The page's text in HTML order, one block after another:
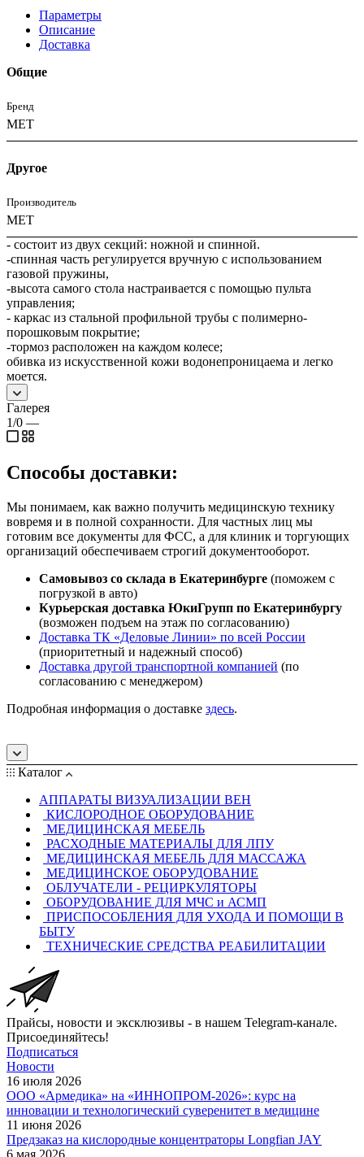
Параметры
Описание
Доставка
Общие
Бренд
MET
Другое
Производитель
МЕТ
- состоит из двух секций: ножной и спинной.
-спинная часть регулируется вручную с использованием
газовой пружины,
-высота самого стола настраивается с помощью пульта
управления;
- каркас из стальной профильной трубы с полимерно-
порошковым покрытие;
-тормоз расположен на каждом колесе;
обивка из искусственной кожи водонепроницаема и легко
моется.
Галерея
1/0 —
Способы доставки:
Мы понимаем, как важно получить медицинскую технику
вовремя и в полной сохранности. Для частных лиц мы
готовим все документы для ФСС, а для клиник и торгующих
организаций обеспечиваем строгий документооборот.
Самовывоз со склада в Екатеринбурге (поможем с
погрузкой в авто)
Курьерская доставка ЮкиГрупп по Екатеринбургу
(возможен подъем на этаж по согласованию)
Доставка ТК «Деловые Линии» по всей России
(приоритетный и надежный способ)
Доставка другой транспортной компанией (по
согласованию с менеджером)
Подробная информация о доставке здесь.
Каталог
АППАРАТЫ ВИЗУАЛИЗАЦИИ ВЕН
КИСЛОРОДНОЕ ОБОРУДОВАНИЕ
МЕДИЦИНСКАЯ МЕБЕЛЬ
РАСХОДНЫЕ МАТЕРИАЛЫ ДЛЯ ЛПУ
МЕДИЦИНСКАЯ МЕБЕЛЬ ДЛЯ МАССАЖА
МЕДИЦИНСКОЕ ОБОРУДОВАНИЕ
ОБЛУЧАТЕЛИ - РЕЦИРКУЛЯТОРЫ
ОБОРУДОВАНИЕ ДЛЯ МЧС и АСМП
ПРИСПОСОБЛЕНИЯ ДЛЯ УХОДА И ПОМОЩИ В
БЫТУ
ТЕХНИЧЕСКИЕ СРЕДСТВА РЕАБИЛИТАЦИИ
Прайсы, новости и эксклюзивы - в нашем Telegram-канале.
Присоединяйтесь!
Подписаться
Новости
16 июля 2026
ООО «Армедика» на «ИННОПРОМ-2026»: курс на
инновации и технологический суверенитет в медицине
11 июня 2026
Предзаказ на кислородные концентраторы Longfian JAY
6 мая 2026